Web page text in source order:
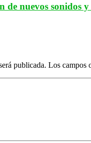
de nuevos sonidos
publicada. Los campos